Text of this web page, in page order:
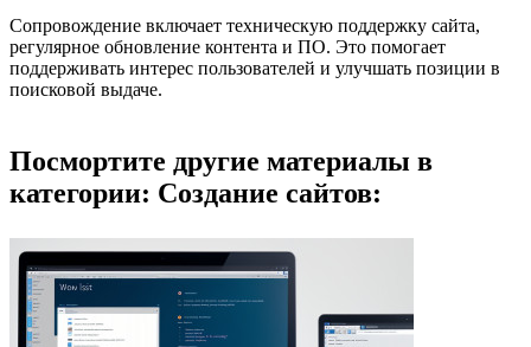
Сопровождение включает техническую поддержку сайта,
регулярное обновление контента и ПО. Это помогает
поддерживать интерес пользователей и улучшать позиции в
поисковой выдаче.
Посмортите другие материалы в
категории: Создание сайтов: